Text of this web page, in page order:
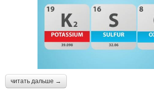
читать дальше →